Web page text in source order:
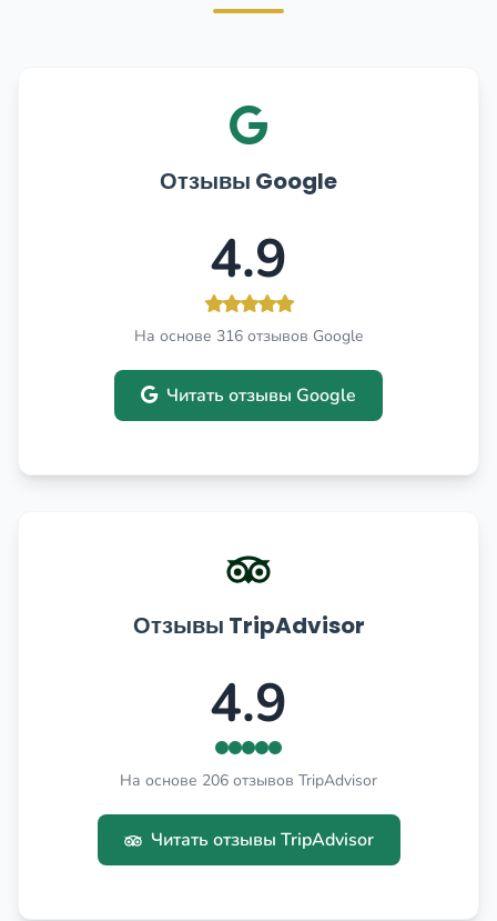
Отзывы Google
4.9
На основе 316 отзывов Google
Читать отзывы Google
Отзывы TripAdvisor
4.9
На основе 206 отзывов TripAdvisor
Читать отзывы TripAdvisor